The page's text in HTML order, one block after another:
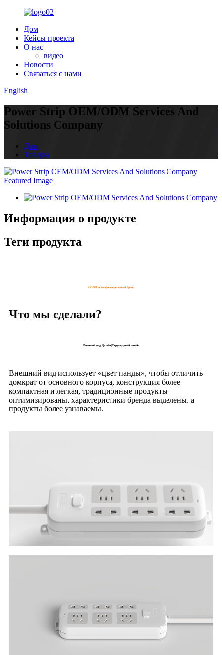
Дом
Кейсы проекта
О нас
видео
Новости
Связаться с нами
English
Power Strip OEM/ODM Services And
Solutions Company
Дом
Товары
Информация о продукте
Теги продукта
COOR и конфиденциальный бренд
Что мы сделали?
Внешний вид Дизайн |Структурный дизайн
Внешний вид использует «цвет панды», чтобы отличить
домкрат от основного корпуса, конструкция более
компактная и легкая, традиционные продукты
оптимизированы, характеристики бренда выделены, а
продукты более узнаваемы.